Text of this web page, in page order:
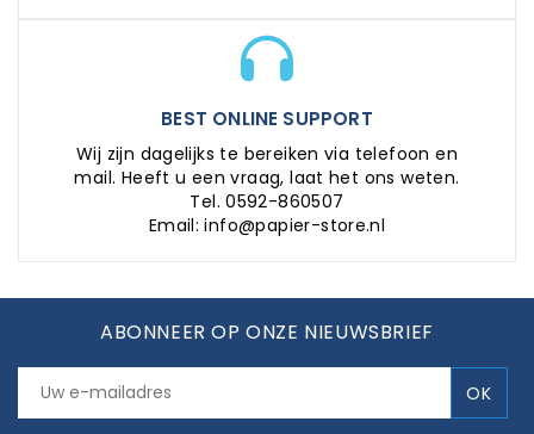
BEST ONLINE SUPPORT
Wij zijn dagelijks te bereiken via telefoon en
mail. Heeft u een vraag, laat het ons weten.
Tel. 0592-860507
Email: info@papier-store.nl
ABONNEER OP ONZE NIEUWSBRIEF